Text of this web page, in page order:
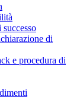
di
e procedura di